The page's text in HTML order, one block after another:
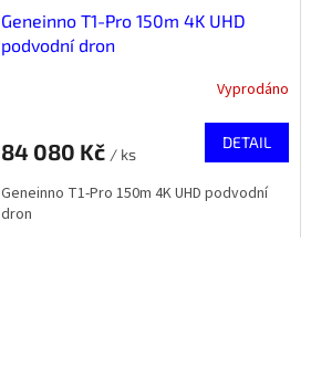
Geneinno T1-Pro 150m 4K UHD
podvodní dron
Vyprodáno
84 080 Kč / ks
DETAIL
Geneinno T1-Pro 150m 4K UHD podvodní
dron